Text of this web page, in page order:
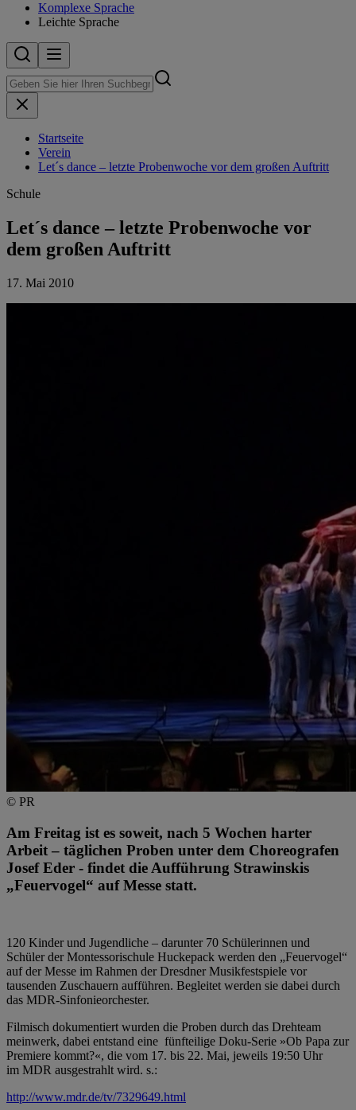
Komplexe Sprache
Leichte Sprache
Startseite
Verein
Let´s dance – letzte Probenwoche vor dem großen Auftritt
Schule
Let´s dance – letzte Probenwoche vor
dem großen Auftritt
17. Mai 2010
© PR
Am Freitag ist es soweit, nach 5 Wochen harter
Arbeit – täglichen Proben unter dem Choreografen
Josef Eder - findet die Aufführung Strawinskis
„Feuervogel“ auf Messe statt.
120 Kinder und Jugendliche – darunter 70 Schülerinnen und
Schüler der Montessorischule Huckepack werden den „Feuervogel“
auf der Messe im Rahmen der Dresdner Musikfestspiele vor
tausenden Zuschauern aufführen. Begleitet werden sie dabei durch
das MDR-Sinfonieorchester.
Filmisch dokumentiert wurden die Proben durch das Drehteam
meinwerk, dabei entstand eine fünfteilige Doku-Serie »Ob Papa zur
Premiere kommt?«, die vom 17. bis 22. Mai, jeweils 19:50 Uhr
im MDR ausgestrahlt wird. s.:
http://www.mdr.de/tv/7329649.html